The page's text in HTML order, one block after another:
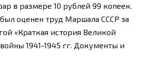
в размере 10 рублей 99 копеек.
оценен труд Маршала СССР за
«Краткая история Великой
1941-1945 гг. Документы и